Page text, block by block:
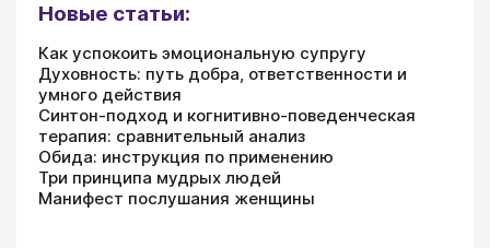
Новые статьи:
Как успокоить эмоциональную супругу
Духовность: путь добра, ответственности и
умного действия
Синтон-подход и когнитивно-поведенческая
терапия: сравнительный анализ
Обида: инструкция по применению
Три принципа мудрых людей
Манифест послушания женщины